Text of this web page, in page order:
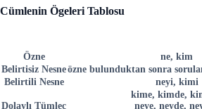
Cümlenin Ögeleri Tablosu
Özne
ne, kim
Belirtisiz Nesneözne bulunduktan sonra
Belirtili Nesne
neyi, kimi
Dolaylı Tümleç
kime, kimde,
neye, neyde,